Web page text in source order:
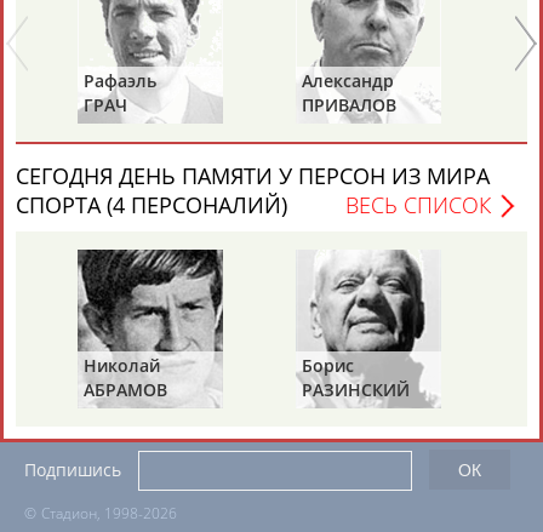
24 персон из 13181
ТАБЛО АКТИВНОСТИ
ЦЕЛИ ПРОЕКТА КОНТАКТЫ НАШИ КНОПКИ
Вопросы сотрудничества и совместной деятельностиinform@infosport.ru
© Стадион, 1998-2026
Подпишись
Рафаэль
ГРАЧ
Александр
ПРИВАЛОВ
СЕГОДНЯ ДЕНЬ ПАМЯТИ У ПЕРСОН ИЗ МИРА
СПОРТА (4 ПЕРСОНАЛИЙ)
ВЕСЬ СПИСОК
Николай
АБРАМОВ
Борис
РАЗИНСКИЙ